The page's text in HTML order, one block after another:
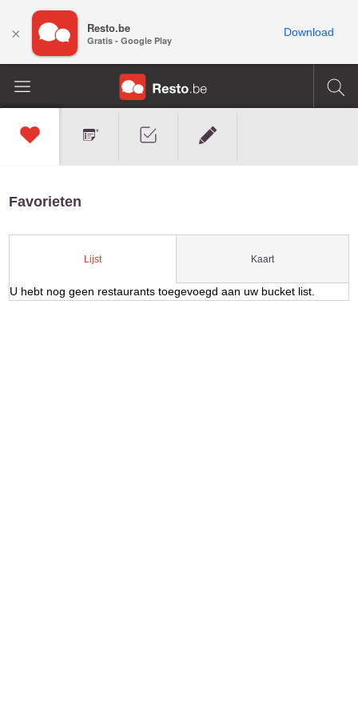
Favorieten
Lijst Kaart
U hebt nog geen restaurants toegevoegd aan uw bucket list.
× Resto.be
Gratis - Google Play
Download